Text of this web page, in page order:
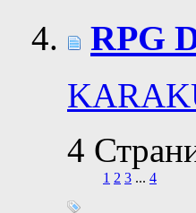
RPG
4
1 2 3 ... 4